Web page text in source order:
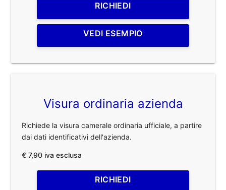
RICHIEDI
VEDI ESEMPIO
Visura ordinaria azienda
Richiede la visura camerale ordinaria ufficiale, a partire
dai dati identificativi dell'azienda.
€ 7,90 iva esclusa
RICHIEDI